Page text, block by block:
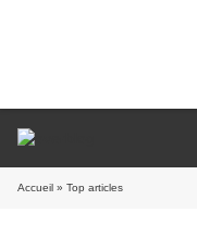
Accueil » Top articles